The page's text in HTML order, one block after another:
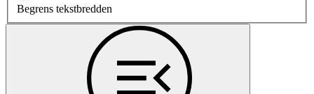
Begrens tekstbredden